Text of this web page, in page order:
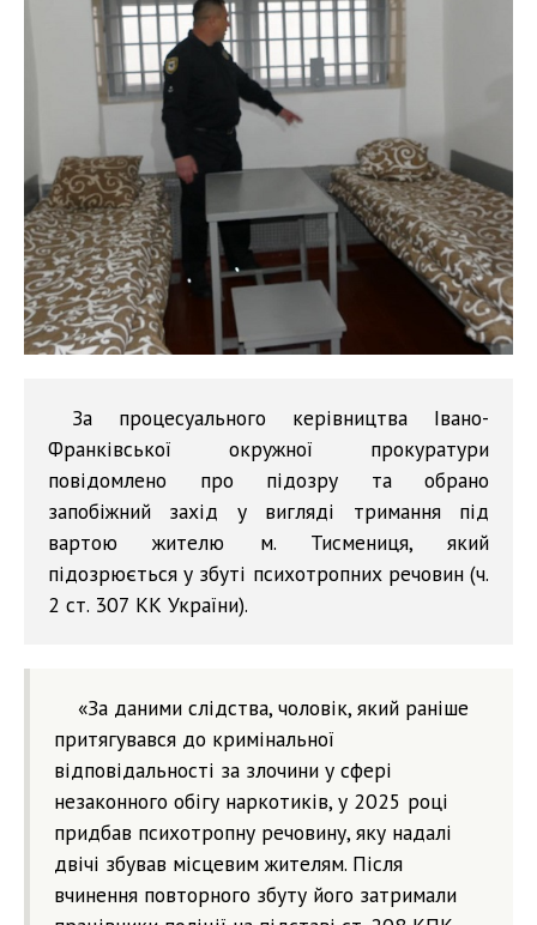
За процесуального керівництва Івано-
Франківської окружної прокуратури
повідомлено про підозру та обрано
запобіжний захід у вигляді тримання під
вартою жителю м. Тисмениця, який
підозрюється у збуті психотропних речовин (ч.
2 ст. 307 КК України).
«За даними слідства, чоловік, який раніше
притягувався до кримінальної
відповідальності за злочини у сфері
незаконного обігу наркотиків, у 2025 році
придбав психотропну речовину, яку надалі
двічі збував місцевим жителям. Після
вчинення повторного збуту його затримали